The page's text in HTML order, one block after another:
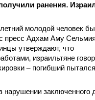
ранения.
молодой человек
пресс Адхам Аму
утверждают, что
израильтяне
– погибший пытался
заключенного